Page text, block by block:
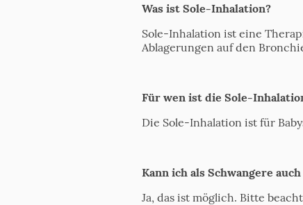
Was ist Sole-Inhalation?
Sole-Inhalation ist eine
Ablagerungen auf den
Für wen ist die Sole-
Die Sole-Inhalation ist für
Kann ich als Schwangere
Ja, das ist möglich. Bitte